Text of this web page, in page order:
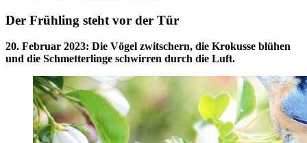
Der Frühling steht vor der Tür
20. Februar 2023: Die Vögel zwitschern, die Krokusse blühen
und die Schmetterlinge schwirren durch die Luft.